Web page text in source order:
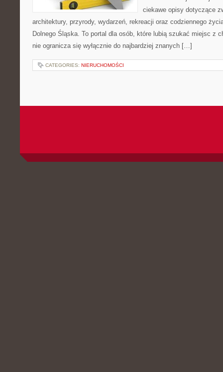
ciekawe opisy dotyczące
architektury, przyrody, wydarzeń, rekreacji oraz codziennego
Dolnego Śląska. To portal dla osób, które lubią szukać miejsc z
nie ogranicza się wyłącznie do najbardziej znanych […]
CATEGORIES: NIERUCHOMOŚCI